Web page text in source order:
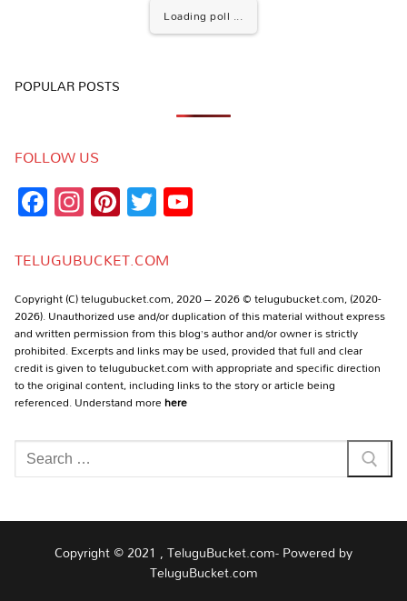
Loading poll ...
POPULAR POSTS
FOLLOW US
Facebook
Instagram
Pinterest
Twitter
TELUGUBUCKET.COM
Copyright (C) telugubucket.com, 2020 – 2026 © telugubucket.com, (2020-
2026). Unauthorized use and/or duplication of this material without express
and written permission from this blog’s author and/or owner is strictly
prohibited. Excerpts and links may be used, provided that full and clear
credit is given to telugubucket.com with appropriate and specific direction
to the original content, including links to the story or article being
referenced. Understand morehere
Search
for:
Copyright © 2021 , TeluguBucket.com- Powered by
TeluguBucket.com